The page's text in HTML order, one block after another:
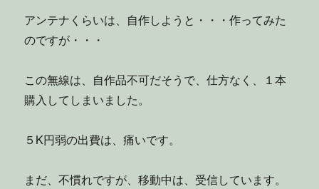
アンテナくらいは、自作しようと・・・作ってみた
のですが・・・
この無線は、自作品不可だそうで、仕方なく、１本
購入してしまいました。
５K円弱の出費は、痛いです。
まだ、不慣れですが、移動中は、受信しています。